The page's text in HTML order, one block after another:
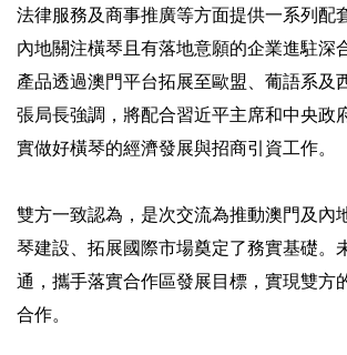
法律服務及商事推廣等方面提供一系列配
內地關注橫琴且有落地意願的企業進駐深
產品透過澳門平台拓展至歐盟、葡語系及
張局長強調，將配合習近平主席和中央政
實做好橫琴的經濟發展與招商引資工作。
雙方一致認為，是次交流為推動澳門及內
琴建設、拓展國際市場奠定了務實基礎。
通，攜手落實合作區發展目標，實現雙方
合作。